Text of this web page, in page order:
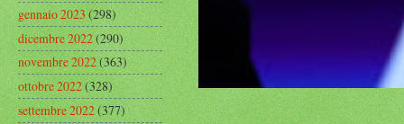
gennaio 2023(298)
dicembre 2022(290)
novembre 2022(363)
ottobre 2022(328)
settembre 2022(377)